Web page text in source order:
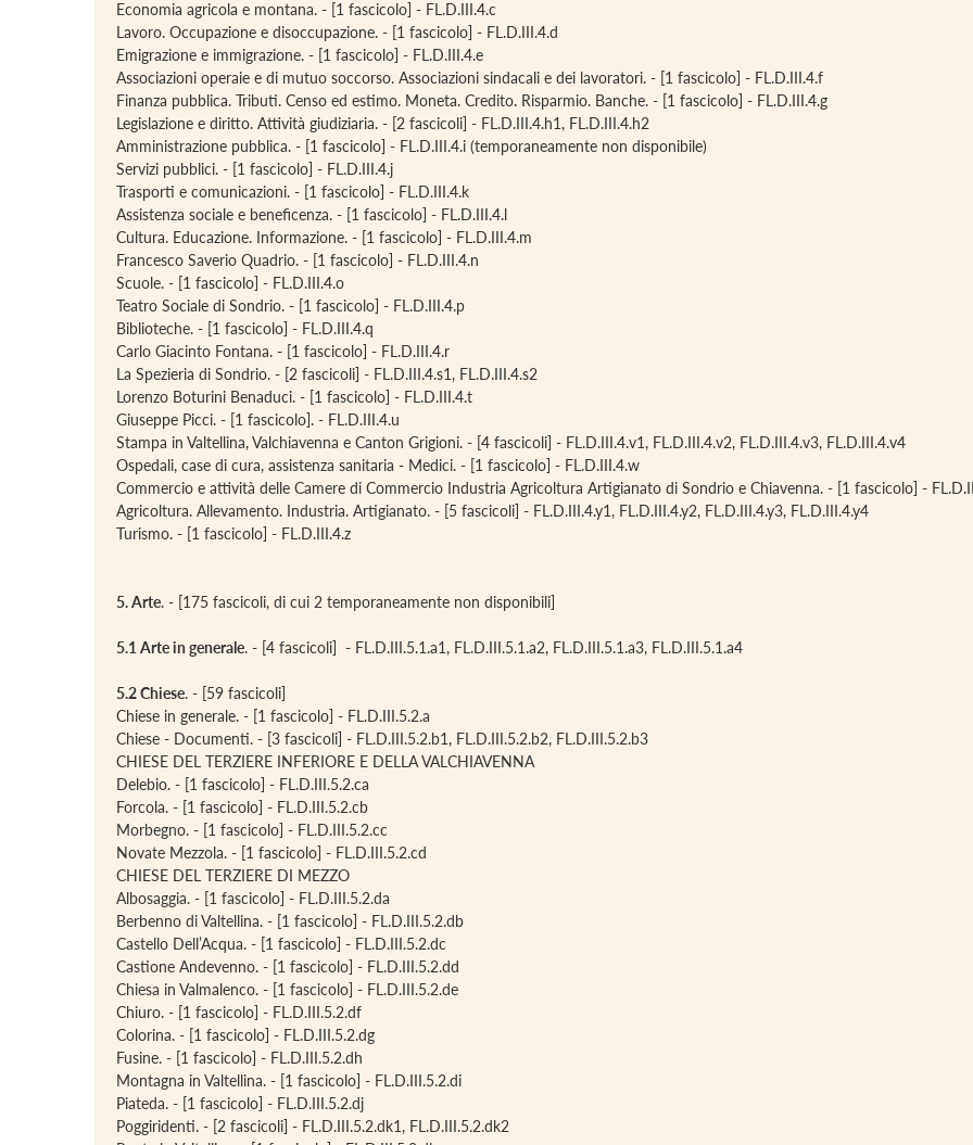
Economia agricola e montana. - [1 fascicolo] - FL.D.III.4.c
Lavoro. Occupazione e disoccupazione. - [1 fascicolo] - FL.D.III.4.d
Emigrazione e immigrazione. - [1 fascicolo] - FL.D.III.4.e
Associazioni operaie e di mutuo soccorso. Associazioni sindacali e dei lavoratori. - [1 fascicolo] - FL.D.III.4.f
Finanza pubblica. Tributi. Censo ed estimo. Moneta. Credito. Risparmio. Banche. - [1 fascicolo] - FL.D.III.4.g
Legislazione e diritto. Attività giudiziaria. - [2 fascicoli] - FL.D.III.4.h1, FL.D.III.4.h2
Amministrazione pubblica. - [1 fascicolo] - FL.D.III.4.i (temporaneamente non disponibile)
Servizi pubblici. - [1 fascicolo] - FL.D.III.4.j
Trasporti e comunicazioni. - [1 fascicolo] - FL.D.III.4.k
Assistenza sociale e beneficenza. - [1 fascicolo] - FL.D.III.4.l
Cultura. Educazione. Informazione. - [1 fascicolo] - FL.D.III.4.m
Francesco Saverio Quadrio. - [1 fascicolo] - FL.D.III.4.n
Scuole. - [1 fascicolo] - FL.D.III.4.o
Teatro Sociale di Sondrio. - [1 fascicolo] - FL.D.III.4.p
Biblioteche. - [1 fascicolo] - FL.D.III.4.q
Carlo Giacinto Fontana. - [1 fascicolo] - FL.D.III.4.r
La Spezieria di Sondrio. - [2 fascicoli] - FL.D.III.4.s1, FL.D.III.4.s2
Lorenzo Boturini Benaduci. - [1 fascicolo] - FL.D.III.4.t
Giuseppe Picci. - [1 fascicolo]. - FL.D.III.4.u
Stampa in Valtellina, Valchiavenna e Canton Grigioni. - [4 fascicoli] - FL.D.III.4.v1, FL.D.III.4.v2, FL.D.III.4.v3, FL.D.III.4.v4
Ospedali, case di cura, assistenza sanitaria - Medici. - [1 fascicolo] - FL.D.III.4.w
Commercio e attività delle Camere di Commercio Industria Agricoltura Artigianato di Sondrio e Chiavenna. - [1 fascicolo] -
Agricoltura. Allevamento. Industria. Artigianato. - [5 fascicoli] - FL.D.III.4.y1, FL.D.III.4.y2, FL.D.III.4.y3, FL.D.III.4.y4
Turismo. - [1 fascicolo] - FL.D.III.4.z
5. Arte. - [175 fascicoli, di cui 2 temporaneamente non disponibili]
5.1 Arte in generale. - [4 fascicoli] - FL.D.III.5.1.a1, FL.D.III.5.1.a2, FL.D.III.5.1.a3, FL.D.III.5.1.a4
5.2 Chiese. - [59 fascicoli]
Chiese in generale. - [1 fascicolo] - FL.D.III.5.2.a
Chiese - Documenti. - [3 fascicoli] - FL.D.III.5.2.b1, FL.D.III.5.2.b2, FL.D.III.5.2.b3
CHIESE DEL TERZIERE INFERIORE E DELLA VALCHIAVENNA
Delebio. - [1 fascicolo] - FL.D.III.5.2.ca
Forcola. - [1 fascicolo] - FL.D.III.5.2.cb
Morbegno. - [1 fascicolo] - FL.D.III.5.2.cc
Novate Mezzola. - [1 fascicolo] - FL.D.III.5.2.cd
CHIESE DEL TERZIERE DI MEZZO
Albosaggia. - [1 fascicolo] - FL.D.III.5.2.da
Berbenno di Valtellina. - [1 fascicolo] - FL.D.III.5.2.db
Castello Dell’Acqua. - [1 fascicolo] - FL.D.III.5.2.dc
Castione Andevenno. - [1 fascicolo] - FL.D.III.5.2.dd
Chiesa in Valmalenco. - [1 fascicolo] - FL.D.III.5.2.de
Chiuro. - [1 fascicolo] - FL.D.III.5.2.df
Colorina. - [1 fascicolo] - FL.D.III.5.2.dg
Fusine. - [1 fascicolo] - FL.D.III.5.2.dh
Montagna in Valtellina. - [1 fascicolo] - FL.D.III.5.2.di
Piateda. - [1 fascicolo] - FL.D.III.5.2.dj
Poggiridenti. - [2 fascicoli] - FL.D.III.5.2.dk1, FL.D.III.5.2.dk2